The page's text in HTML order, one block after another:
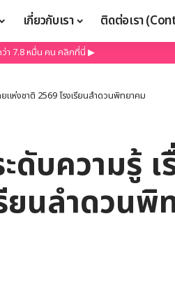
เกี่ยวกับเรา ติดต่อเรา
ว่า 7.8 หมื่น คน คลิกที่นี่ ▶
ห่งชาติ 2569 โรงเรียนลำดวนพิทยาคม
ดับความรู้
ยนลำดวนพิ